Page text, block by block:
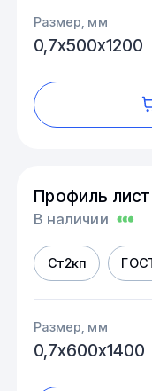
Размер, мм
0,7х500х1200
Профиль
В наличии
Ст2кп
Размер, мм
0,7х600х1400